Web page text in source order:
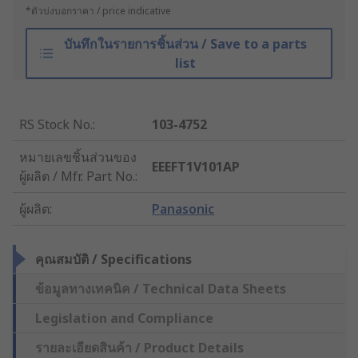
*ตัวบ่งบอกราคา / price indicative
บันทึกในรายการชิ้นส่วน / Save to a parts
list
RS Stock No.:
103-4752
หมายเลขชิ้นส่วนของ
ผู้ผลิต / Mfr. Part No.:
EEEFT1V101AP
ผู้ผลิต: Panasonic
คุณสมบัติ / Specifications
ข้อมูลทางเทคนิค / Technical Data Sheets
Legislation and Compliance
รายละเอียดสินค้า / Product Details